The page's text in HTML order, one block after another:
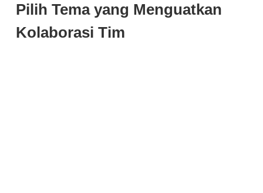
Pilih Tema yang Menguatkan
Kolaborasi Tim